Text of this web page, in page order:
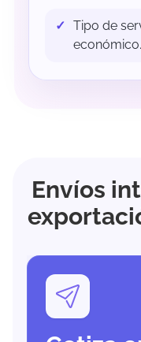
Tipo de
económico.
Envíos